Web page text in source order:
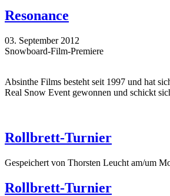
Resonance
03. September 2012
Snowboard-Film-Premiere
Absinthe Films besteht seit 1997 und hat
Real Snow Event gewonnen und schickt
Rollbrett-Turnier
Gespeichert von Thorsten Leucht am/um
Rollbrett-Turnier